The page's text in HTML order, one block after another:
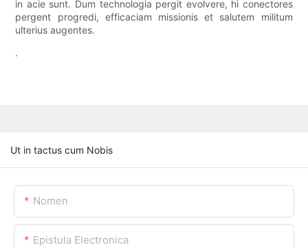
in acie sunt. Dum technologia pergit evolvere, hi conectores
pergent progredi, efficaciam missionis et salutem militum
ulterius augentes.
.
Ut in tactus cum Nobis
Nomen
Epistula Electronica